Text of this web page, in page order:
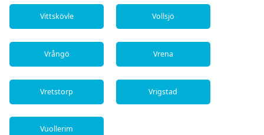
Vittskövle Vollsjö
Vrångö Vrena
Vretstorp Vrigstad
Vuollerim